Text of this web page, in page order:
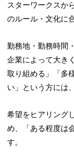
スターワークスか
のルール・文化に
勤務地・勤務時間
企業によって大き
取り組める」「多
い」という方には
希望をヒアリング
め、「ある程度は
す。